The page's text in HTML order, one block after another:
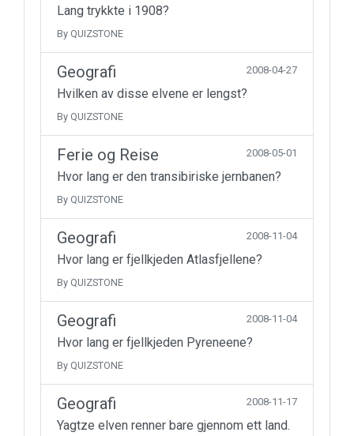
Lang trykkte i 1908?
By QUIZSTONE
Geografi 2008-04-27
Hvilken av disse elvene er lengst?
By QUIZSTONE
Ferie og Reise 2008-05-01
Hvor lang er den transibiriske jernbanen?
By QUIZSTONE
Geografi 2008-11-04
Hvor lang er fjellkjeden Atlasfjellene?
By QUIZSTONE
Geografi 2008-11-04
Hvor lang er fjellkjeden Pyreneene?
By QUIZSTONE
Geografi 2008-11-17
Yagtze elven renner bare gjennom ett land.